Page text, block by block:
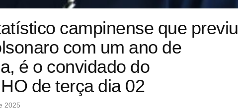
campinense que previu
com um ano de
é o convidado do
de terça dia 02
2025